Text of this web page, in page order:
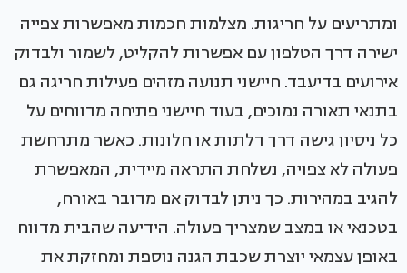
ומתריעים על חריגות. מצלמות חכמות מאפשרות צפייה
ישירה דרך הטלפון עם אפשרות להקליט, לשמור ולבדוק
אירועים בדיעבד. חיישני תנועה מזהים פעילות חריגה גם
בתנאי תאורה נמוכים, בעוד חיישני פתיחה מדווחים על
כל ניסיון גישה דרך דלתות או חלונות. כאשר מתרחשת
פעולה לא צפויה, נשלחת התראה מיידית, המאפשרת
להגיב במהירות. כך ניתן לבדוק אם מדובר באורח,
בטכנאי או במצב שמצריך פעולה. הידיעה שהבית מדווח
באופן עצמאי יוצרת שכבת הגנה נוספת ומחזקת את